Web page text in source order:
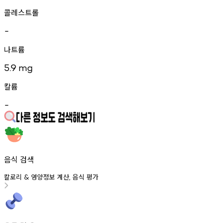
콜레스트롤
-
나트륨
5.9 mg
칼륨
-
음식 검색
칼로리 & 영양정보 계산, 음식 평가